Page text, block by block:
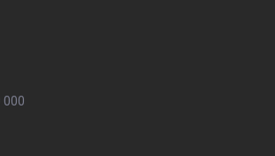
000